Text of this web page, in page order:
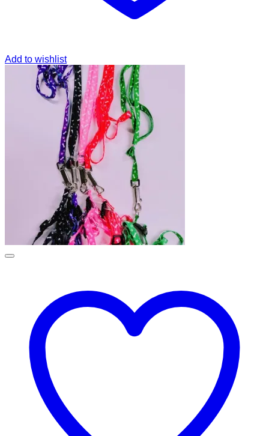
Add to wishlist